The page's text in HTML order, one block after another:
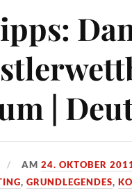
|
AM24. OKTOBER
,GRUNDLEGENDES,